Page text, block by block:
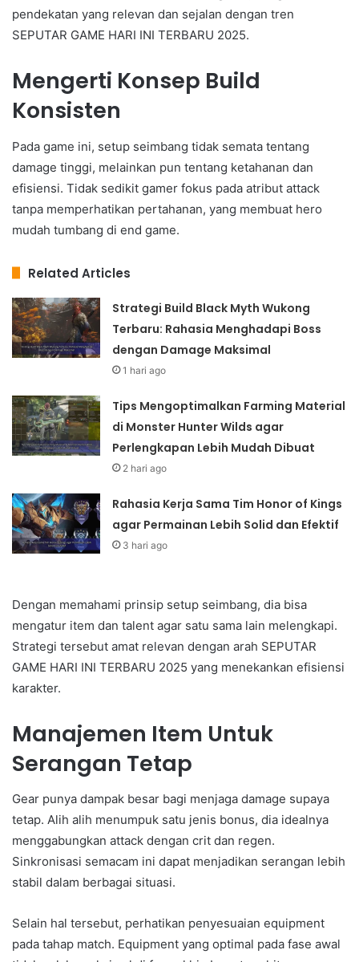
pendekatan yang relevan dan sejalan dengan tren
SEPUTAR GAME HARI INI TERBARU 2025.
Mengerti Konsep Build
Konsisten
Pada game ini, setup seimbang tidak semata tentang
damage tinggi, melainkan pun tentang ketahanan dan
efisiensi. Tidak sedikit gamer fokus pada atribut attack
tanpa memperhatikan pertahanan, yang membuat hero
mudah tumbang di end game.
Related Articles
Strategi Build Black Myth Wukong
Terbaru: Rahasia Menghadapi Boss
dengan Damage Maksimal
1 hari ago
Tips Mengoptimalkan Farming Material
di Monster Hunter Wilds agar
Perlengkapan Lebih Mudah Dibuat
2 hari ago
Rahasia Kerja Sama Tim Honor of Kings
agar Permainan Lebih Solid dan Efektif
3 hari ago
Dengan memahami prinsip setup seimbang, dia bisa
mengatur item dan talent agar satu sama lain melengkapi.
Strategi tersebut amat relevan dengan arah SEPUTAR
GAME HARI INI TERBARU 2025 yang menekankan efisiensi
karakter.
Manajemen Item Untuk
Serangan Tetap
Gear punya dampak besar bagi menjaga damage supaya
tetap. Alih alih menumpuk satu jenis bonus, dia idealnya
menggabungkan attack dengan crit dan regen.
Sinkronisasi semacam ini dapat menjadikan serangan lebih
stabil dalam berbagai situasi.
Selain hal tersebut, perhatikan penyesuaian equipment
pada tahap match. Equipment yang optimal pada fase awal